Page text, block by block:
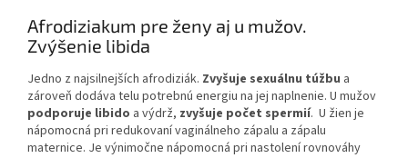
Afrodiziakum pre ženy aj u mužov.
Zvýšenie libida
Jedno z najsilnejších afrodiziák. Zvyšuje sexuálnu túžbu a
zároveň dodáva telu potrebnú energiu na jej naplnenie. U mužov
podporuje libido a výdrž, zvyšuje počet spermií. U žien je
nápomocná pri redukovaní vaginálneho zápalu a zápalu
maternice. Je výnimočne nápomocná pri nastolení rovnováhy